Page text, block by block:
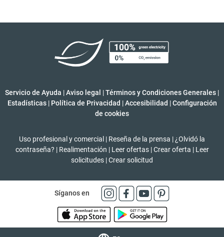
Servicio de Ayuda |Aviso legal |Términos y Condiciones Generales |
Estadísticas | Política de Privacidad | Accesibilidad | Configuración
de cookies
Uso profesional y comercial | Reseña de la prensa | ¿Olvidó la
contraseña? | Realimentación | Leer ofertas | Crear oferta | Leer
solicitudes |Crear solicitud
Síganos en